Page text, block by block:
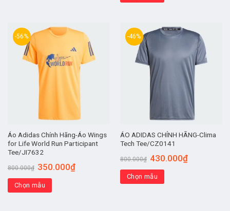
-56%
Áo Adidas Chính Hãng-Áo Wings
for Life World Run Participant
Tee/JI7632
800.000₫ 350.000₫
Chọn mẫu
-46%
ÁO ADIDAS CHÍNH HÃNG-Clima
Tech Tee/CZ0141
800.000₫ 430.000₫
Chọn mẫu